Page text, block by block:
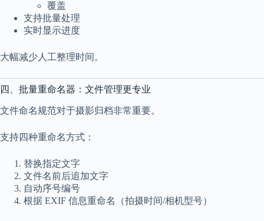
覆盖
支持批量处理
实时显示进度
大幅减少人工整理时间。
四、批量重命名器：文件管理更专业
文件命名规范对于摄影归档非常重要。
支持四种重命名方式：
替换指定文字
文件名前后追加文字
自动序号编号
根据 EXIF 信息重命名（拍摄时间/相机型号）